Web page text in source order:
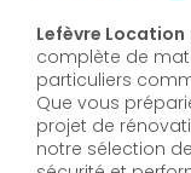
Lefèvre Location
complète de
particuliers
Que vous
projet de
notre sélection